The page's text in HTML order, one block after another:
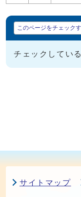
マイページ
このページをチェック
チェックしてい
サイトマップ